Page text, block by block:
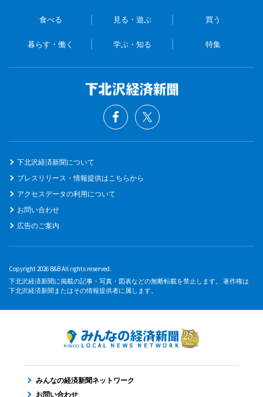
食べる 見る・遊ぶ 買う
暮らす・働く 学ぶ・知る 特集
下北沢経済新聞について
プレスリリース・情報提供はこちらから
アクセスデータの利用について
お問い合わせ
広告のご案内
Copyright 2026 B&B All rights reserved.
下北沢経済新聞に掲載の記事・写真・図表などの無断転載を禁止します。 著作権は
下北沢経済新聞またはその情報提供者に属します。
みんなの経済新聞ネットワーク
お問い合わせ